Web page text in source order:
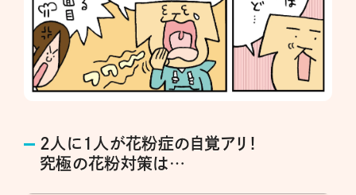
2人に1人が花粉症の自覚アリ！
究極の花粉対策は…